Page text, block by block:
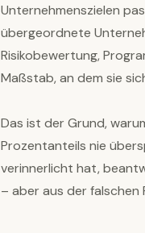
Unternehmenszielen
übergeordnete
Risikobewertung,
Maßstab, an dem sie
Das ist der Grund,
Prozentanteils nie
verinnerlicht hat,
– aber aus der falschen